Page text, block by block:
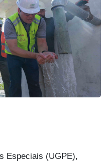
Especiais (UGPE),